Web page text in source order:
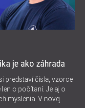
je ako záhrada
predstaví čísla, vzorce
o počítaní. Je aj o
myslenia. V novej